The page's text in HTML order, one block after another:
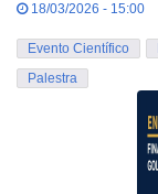
18/03/2026 - 15:00
Evento Científico
Palestra